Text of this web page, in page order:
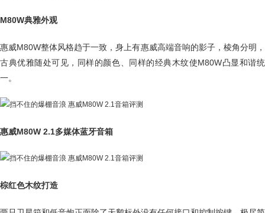
M80W典雅外观
惠威M80W整体风格趋于一致，身上有惠威高端音响的影子，棱角分明，
古典优雅随处可见，同样的颜色、同样的经典木纹使M80W凸显和谐统
一。
惠威M80W 2.1多媒体蓝牙音箱
棕红色木纹打造